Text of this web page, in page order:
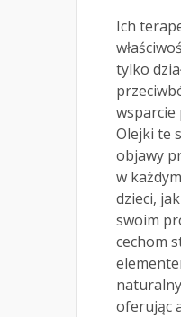
Ich
tylko
wsparcie
Olejki te
objawy
w
dzieci,
swoim
cechom
oferując